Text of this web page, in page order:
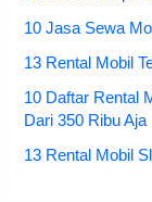
10 Jasa Sewa
13 Rental Mobil
10 Daftar Rental
Dari 350 Ribu Aja
13 Rental Mobil